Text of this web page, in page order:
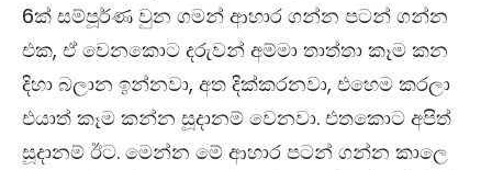
6ක් සම්පූර්ණ වුන ගමන් ආහාර ගන්න පටන් ගන්න
එක, ඒ වෙනකොට දරුවන් අම්මා තාත්තා කෑම කන
දිහා බලාන ඉන්නවා, අත දික්කරනවා, එහෙම කරලා
එයාත් කෑම කන්න සූදානම් වෙනවා. එතකොට අපිත්
සූදානම් ඊට. මෙන්න මේ ආහාර පටන් ගන්න කාලෙ